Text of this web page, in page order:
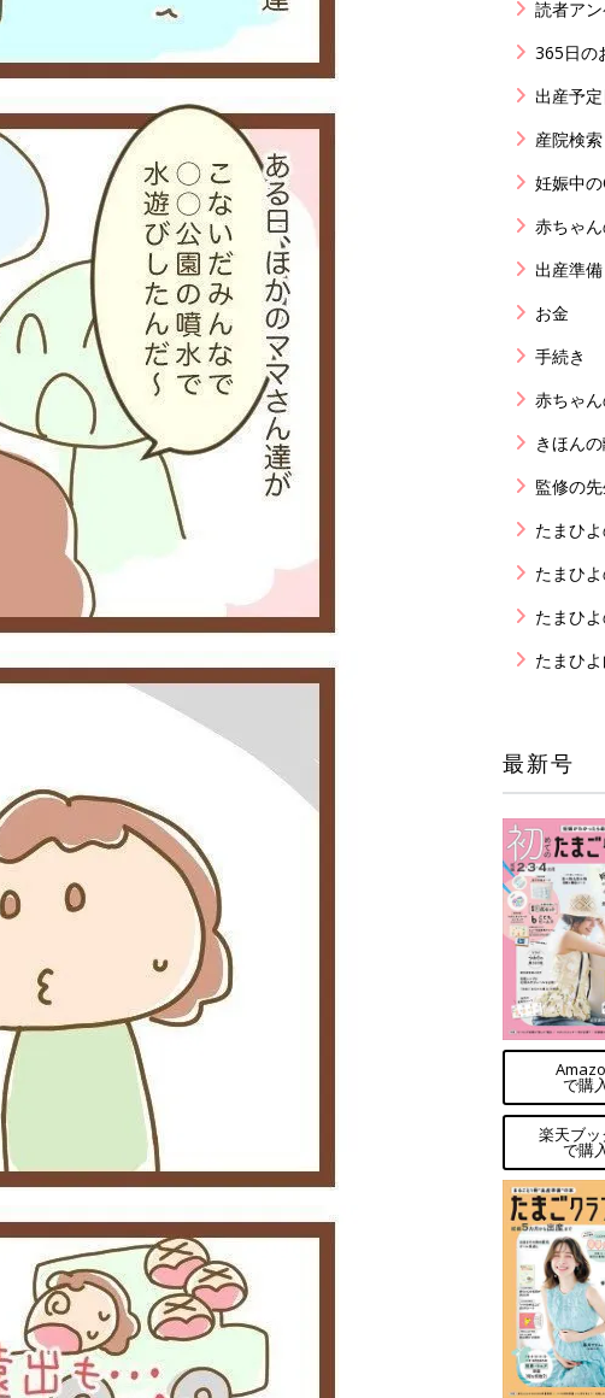
読者ア
365日の
出産予
産院検索
妊娠中
赤ちゃ
出産準
お金
手続き
赤ちゃ
きほん
監修の
たまひ
たまひ
たまひ
たまひ
最新号
で購
楽天ブッ
で購